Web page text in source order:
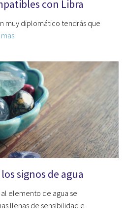
con Libra
muy diplomático tendrás que
signos de agua
elemento de agua se
llenas de sensibilidad e